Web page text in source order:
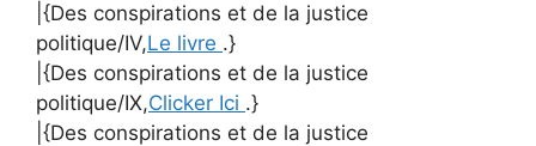
|{Des conspirations et de la justice
politique/IV,Le livre .}
|{Des conspirations et de la justice
politique/IX,Clicker Ici .}
|{Des conspirations et de la justice